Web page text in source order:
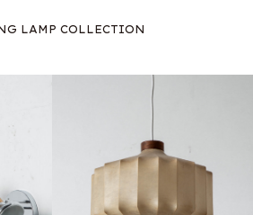
LAMP COLLECTION